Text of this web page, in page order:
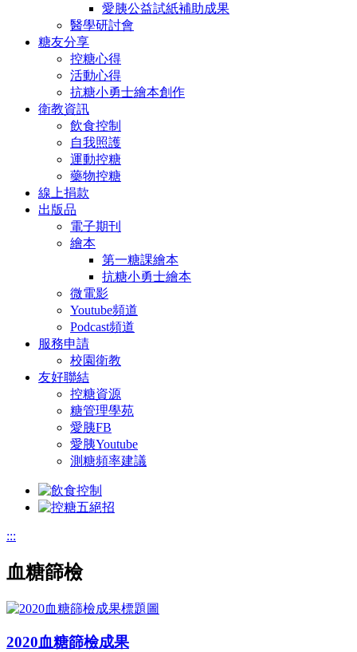
愛胰公益試紙補助成果
醫學研討會
糖友分享
控糖心得
活動心得
抗糖小勇士繪本創作
衛教資訊
飲食控制
自我照護
運動控糖
藥物控糖
線上捐款
出版品
電子期刊
繪本
第一糖課繪本
抗糖小勇士繪本
微電影
Youtube頻道
Podcast頻道
服務申請
校園衛教
友好聯結
控糖資源
糖管理學苑
愛胰FB
愛胰Youtube
測糖頻率建議
:::
血糖篩檢
2020血糖篩檢成果